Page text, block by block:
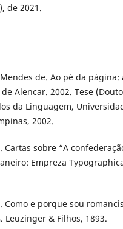
de 2021.
de. Ao pé da página:
Alencar. 2002. Tese
da Linguagem,
2002.
Cartas sobre “A
Empreza
Como e porque sou
Leuzinger & Filhos, 1893.